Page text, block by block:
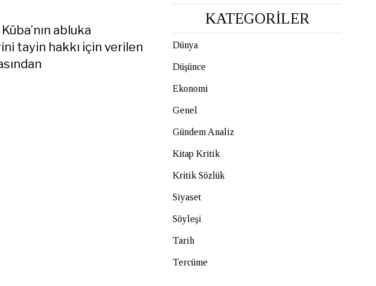
abluka
tayin hakkı için verilen
KATEGORİLER
Dünya
Düşünce
Ekonomi
Genel
Gündem Analiz
Kitap Kritik
Kritik Sözlük
Siyaset
Söyleşi
Tarih
Tercüme